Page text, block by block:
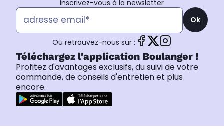
Inscrivez-vous à la newsletter
Ok
Ou retrouvez-nous sur :
Téléchargez l'application Boulanger !
Profitez d'avantages exclusifs, du suivi de votre
commande, de conseils d'entretien et plus
encore.